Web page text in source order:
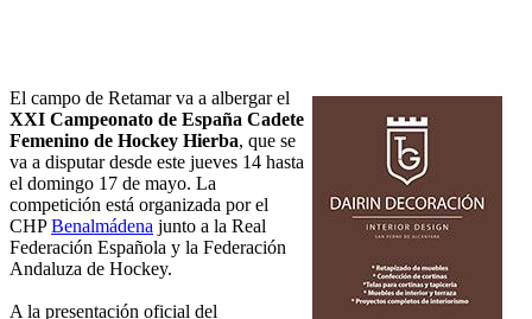
El campo de Retamar va a albergar el
XXI Campeonato de España Cadete
Femenino de Hockey Hierba, que se
va a disputar desde este jueves 14 hasta
el domingo 17 de mayo. La
competición está organizada por el
CHPBenalmádena junto a la Real
Federación Española y la Federación
Andaluza de Hockey.
A la presentación oficial del